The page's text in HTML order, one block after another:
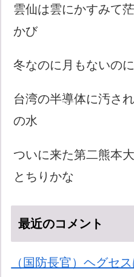
雲仙は雲にかすみて
かび
冬なのに月もないの
台湾の半導体に汚さ
の水
ついに来た第二熊本
とちりかな
最近のコメント
（国防長官）ヘグセ